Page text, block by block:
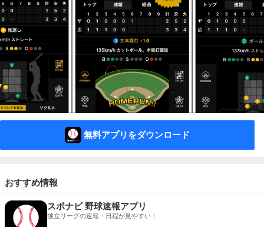
無料アプリをダウンロード
おすすめ情報
スポナビ 野球速報アプリ
独立リーグの速報・日程が見やすい！